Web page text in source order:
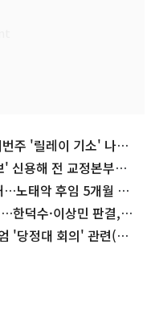
주 '릴레이 기소' 나선
신용해 전 교정본부장
노태악 후임 5개월 공
한덕수·이상민 판결,
'당정대 회의' 관련(종